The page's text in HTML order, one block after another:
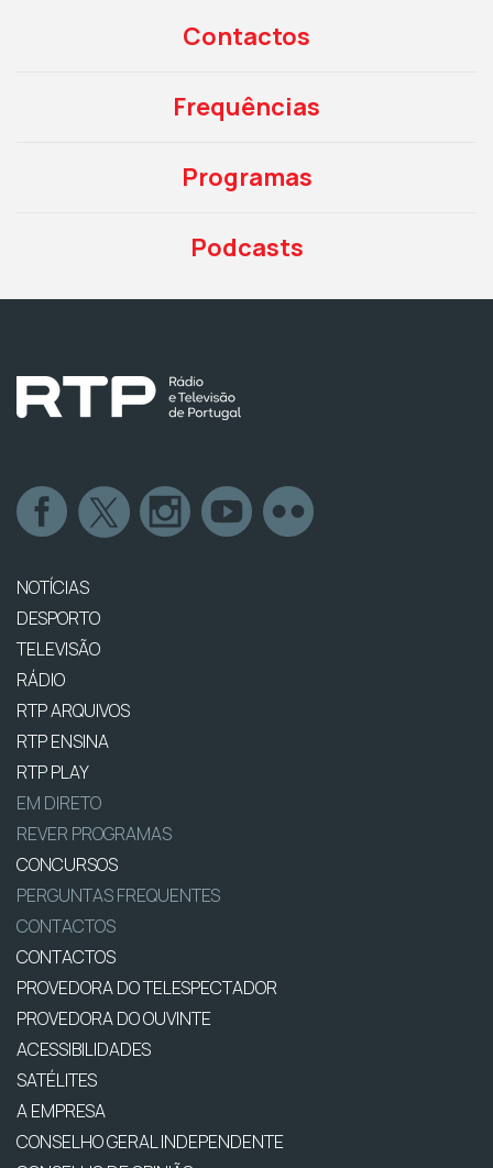
Contactos
Frequências
Programas
Podcasts
NOTÍCIAS
DESPORTO
TELEVISÃO
RÁDIO
RTP ARQUIVOS
RTP ENSINA
RTP PLAY
EM DIRETO
REVER PROGRAMAS
CONCURSOS
PERGUNTAS FREQUENTES
CONTACTOS
CONTACTOS
PROVEDORA DO TELESPECTADOR
PROVEDORA DO OUVINTE
ACESSIBILIDADES
SATÉLITES
A EMPRESA
CONSELHO GERAL INDEPENDENTE